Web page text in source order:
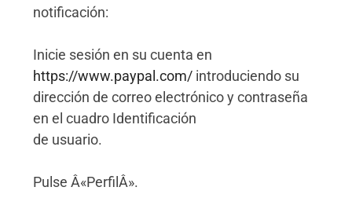
notificación:
Inicie sesión en su cuenta en
https://www.paypal.com/ introduciendo su
dirección de correo electrónico y contraseña
en el cuadro Identificación
de usuario.
Pulse Â«PerfilÂ».